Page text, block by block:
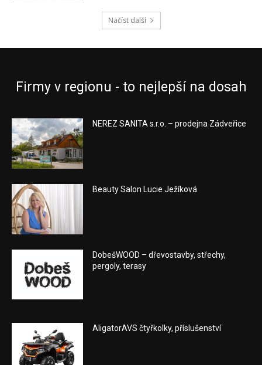
Načíst další
Firmy v regionu - to nejlepší na dosah
NEREZ SANITA s.r.o. – prodejna Zádveřice
Beauty Salon Lucie Ježíková
DobešWOOD – dřevostavby, střechy,
pergoly, terasy
AligatorAVS čtyřkolky, příslušenství